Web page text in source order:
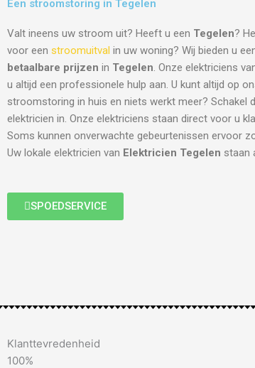
Een stroomstoring in Tegelen
Valt ineens uw stroom uit? Heeft u een Tegelen?
voor een stroomuitval in uw woning? Wij bieden u
betaalbare prijzen in Tegelen. Onze elektriciens
u altijd een professionele hulp aan. U kunt altijd op
stroomstoring in huis en niets werkt meer? Schakel
elektricien in. Onze elektriciens staan direct voor u
Soms kunnen onverwachte gebeurtenissen ervoor
Uw lokale elektricien van Elektricien Tegelen staan
SPOEDSERVICE
Klanttevredenheid
100%